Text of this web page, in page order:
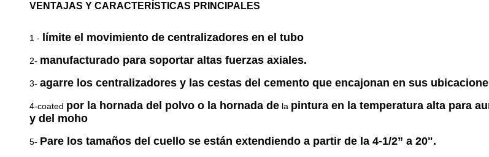
VENTAJAS Y CARACTERÍSTICAS PRINCIPALES
1 - límite el movimiento de centralizadores en el tubo
2- manufacturado para soportar altas fuerzas axiales.
3- agarre los centralizadores y las cestas del cemento que encajonan en sus
4-coated por la hornada del polvo o la hornada de la pintura en la temperatura alta para
y del moho
5- Pare los tamaños del cuello se están extendiendo a partir de la 4-1/2” a 20".